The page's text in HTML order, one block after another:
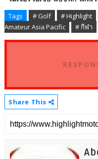
Tags # Golf # Highlight
Amateur Asia Pacific
# กีฬา
Share This